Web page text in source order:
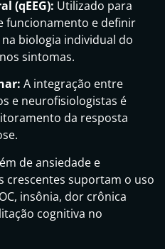
(qEEG): Utilizado para
funcionamento e definir
biologia individual do
sintomas.
A integração entre
e neurofisiologistas é
da resposta
de ansiedade e
crescentes suportam o uso
insônia, dor crônica
cognitiva no